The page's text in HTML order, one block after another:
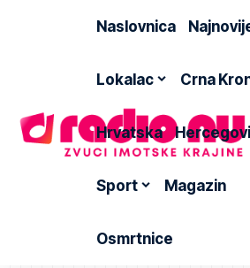
Naslovnica
Lokalac Crna
Hrvatska
Sport Magazin
Osmrtnice